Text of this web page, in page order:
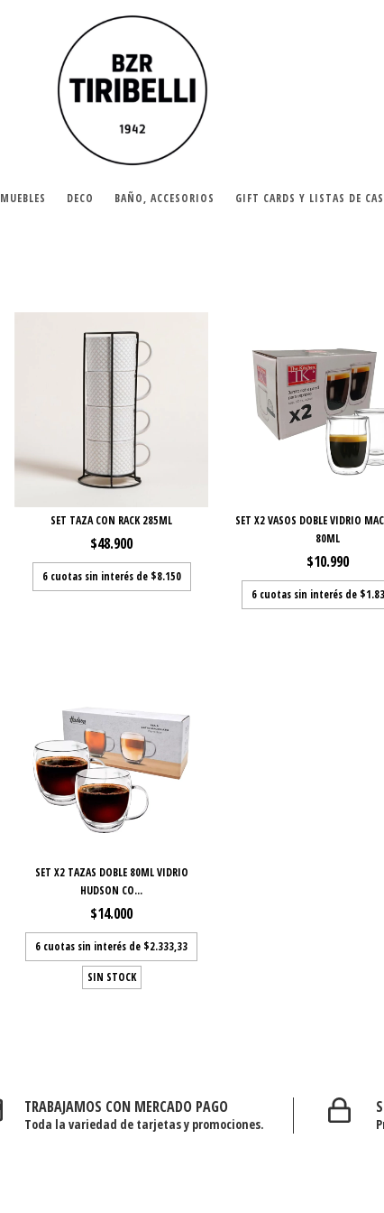
MUEBLES DECO BAÑO, ACCESORIOS GIFT CARDS Y LISTAS DE
SET TAZA CON RACK 285ML
$48.900
6 cuotas sin interés de $8.150
SET X2 VASOS DOBLE VIDRIO
80ML
$10.990
6 cuotas sin interés de
SET X2 TAZAS DOBLE 80ML VIDRIO
HUDSON CO...
$14.000
6 cuotas sin interés de $2.333,33
SIN STOCK
TRABAJAMOS CON MERCADO PAGO
Toda la variedad de tarjetas y promociones.